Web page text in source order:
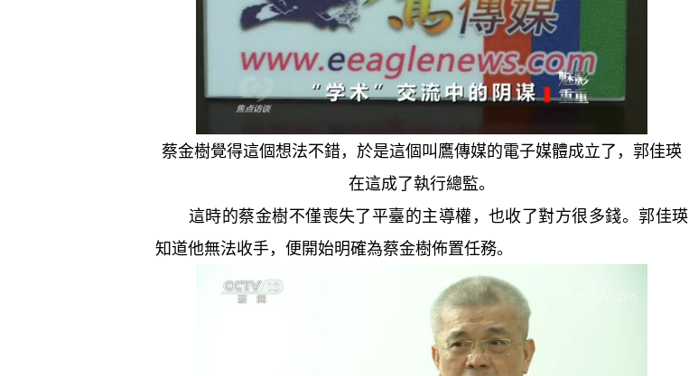
蔡金樹覺得這個想法不錯，於是這個叫鷹傳媒的電子媒體成立了，郭佳瑛
在這成了執行總監。
這時的蔡金樹不僅喪失了平臺的主導權，也收了對方很多錢。郭佳瑛
知道他無法收手，便開始明確為蔡金樹佈置任務。